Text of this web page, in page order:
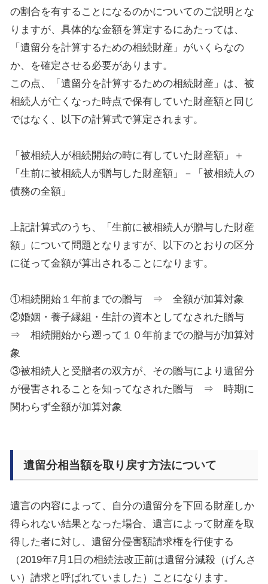
の割合を有することになるのかについてのご説明とな
りますが、具体的な金額を算定するにあたっては、
「遺留分を計算するための相続財産」がいくらなの
か、を確定させる必要があります。
この点、「遺留分を計算するための相続財産」は、 被
相続人が亡くなった時点で保有していた財産額と同じ
ではなく、以下の計算式で算定されます。
「被相続人が相続開始の時に有していた財産額」＋
「生前に被相続人が贈与した財産額」－「 被相続人の
債務の全額」
上記計算式のうち、「生前に被相続人が贈与した財産
額」について問題となりますが、以下のとおりの区分
に従って金額が算出されることになります。
①相続開始１年前までの贈与 ⇒ 全額が加算対象
②婚姻・養子縁組・生計の資本としてなされた贈与
⇒ 相続開始から遡って１０年前までの贈与が加算対
象
③被相続人と 受贈者の双方が、その贈与により遺留分
が侵害されることを知ってなされた贈与 ⇒ 時期に
関わらず全額が加算対象
遺留分相当額を取り戻す方法について
遺言の内容によって、自分の遺留分を下回る財産しか
得られない結果となった場合、遺言によって財産を取
得した者に対し、遺留分侵害額請求権を行使する
（2019年7月 1 日の相続法改正前は遺留分減殺（げんさ
い）請求と呼ばれていました ） ことになります。